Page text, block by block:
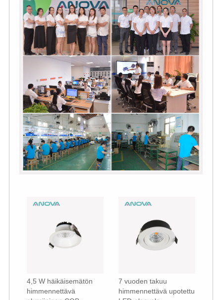
4,5 W häikäisemätön
himmennettävä
7 vuoden takuu
himmennettävä upotettu